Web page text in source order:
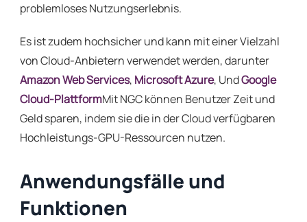
problemloses Nutzungserlebnis.
Es ist zudem hochsicher und kann mit einer Vielzahl
von Cloud-Anbietern verwendet werden, darunter
Amazon Web Services, Microsoft Azure, UndGoogle
Cloud-PlattformMit NGC können Benutzer Zeit und
Geld sparen, indem sie die in der Cloud verfügbaren
Hochleistungs-GPU-Ressourcen nutzen.
Anwendungsfälle und
Funktionen